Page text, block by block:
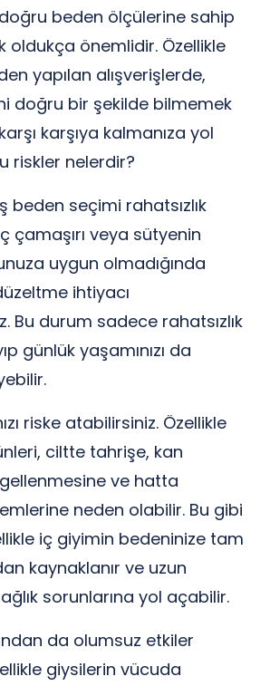
beden ölçülerine sahip
oldukça önemlidir. Özellikle
yapılan alışverişlerde,
doğru bir şekilde bilmemek
karşıya kalmanıza yol
riskler nelerdir?
beden seçimi rahatsızlık
çamaşırı veya sütyenin
uygun olmadığında
ihtiyacı
Bu durum sadece rahatsızlık
günlük yaşamınızı da
riske atabilirsiniz. Özellikle
ciltte tahrişe, kan
ve hatta
neden olabilir. Bu gibi
iç giyimin bedeninize tam
kaynaklanır ve uzun
sorunlarına yol açabilir.
da olumsuz etkiler
giysilerin vücuda